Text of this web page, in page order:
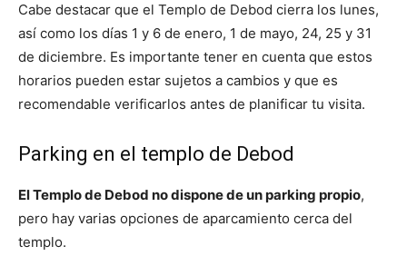
Cabe destacar que el Templo de Debod cierra los lunes,
así como los días 1 y 6 de enero, 1 de mayo, 24, 25 y 31
de diciembre. Es importante tener en cuenta que estos
horarios pueden estar sujetos a cambios y que es
recomendable verificarlos antes de planificar tu visita.
Parking en el templo de Debod
El Templo de Debod no dispone de un parking propio,
pero hay varias opciones de aparcamiento cerca del
templo.